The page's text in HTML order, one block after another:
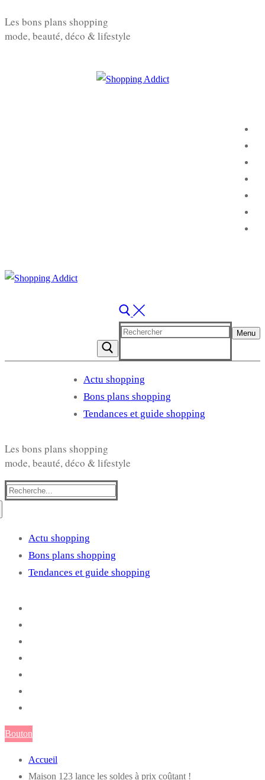
au
Les bons plans shopping
mode, beauté, déco & lifestyle
Rechercher
Menu
Actu shopping
Bons plans shopping
Tendances et guide shopping
Les bons plans shopping
mode, beauté, déco & lifestyle
Rechercher
Actu shopping
Bons plans shopping
Tendances et guide shopping
Bouton
Accueil
Maison 123 lance les soldes à prix coûtant !